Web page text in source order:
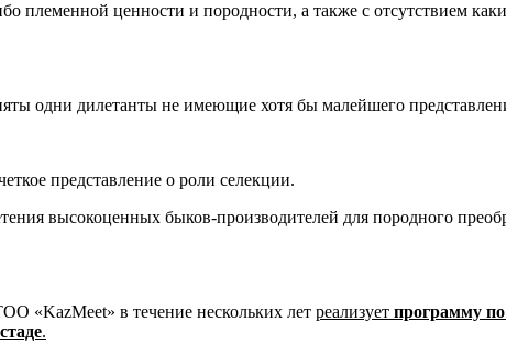
племенной ценности и породности, а также с отсутствием
одни дилетанты не имеющие хотя бы малейшего
представление о роли селекции.
высокоценных быков-производителей для породного
«KazMeet» в течение нескольких лет реализует программу
.